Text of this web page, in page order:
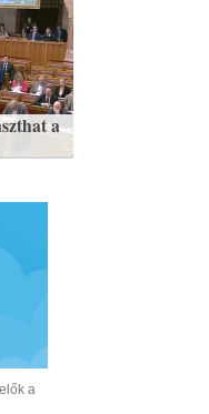
a
a